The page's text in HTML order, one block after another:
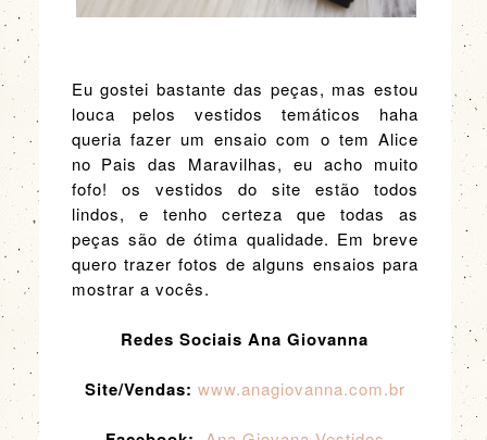
Eu gostei bastante das peças, mas estou
louca pelos vestidos temáticos haha
queria fazer um ensaio com o tem Alice
no Pais das Maravilhas, eu acho muito
fofo! os vestidos do site estão todos
lindos, e tenho certeza que todas as
peças são de ótima qualidade. Em breve
quero trazer fotos de alguns ensaios para
mostrar a vocês.
Redes Sociais Ana Giovanna
Site/Vendas: www.anagiovanna.com.br